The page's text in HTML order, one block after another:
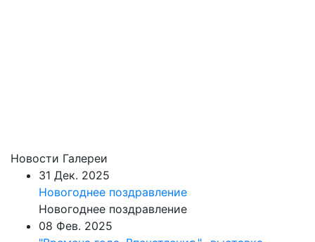
Новости Галереи
31 Дек. 2025
Новогоднее поздравление
Новогоднее поздравление
08 Фев. 2025